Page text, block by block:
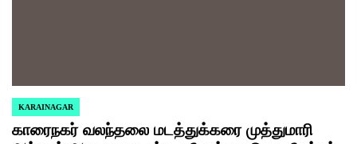
POSTED
IN
KARAINAGAR
காரைநகர் வலந்தலை மடத்துக்கரை முத்துமாரி